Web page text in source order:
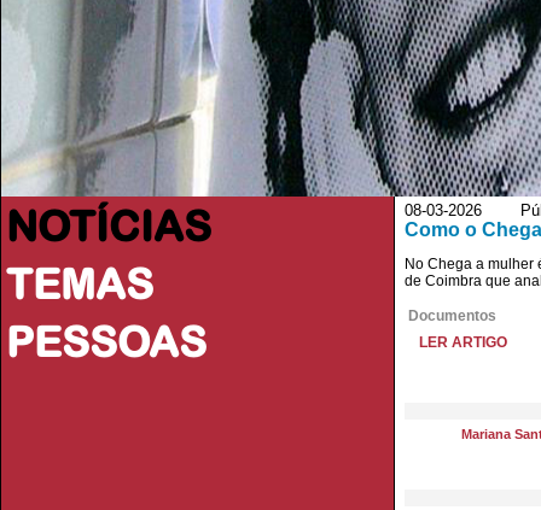
NOTÍCIAS
TEMAS
PESSOAS
08-03-2026
Como o
No Chega a mulher
de Coimbra que
Documentos
LER ARTIGO
Mariana